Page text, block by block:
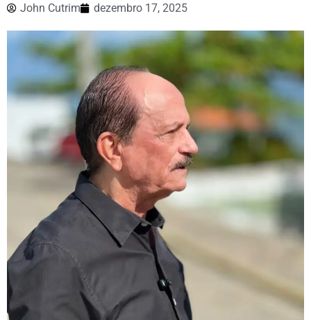
John Cutrim dezembro 17, 2025